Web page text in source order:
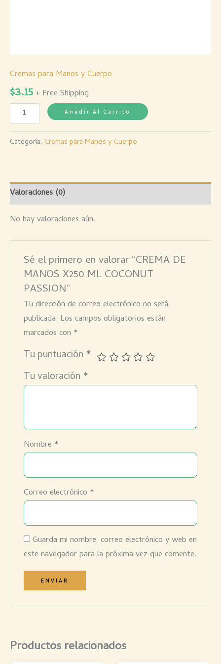
Cremas para Manos y Cuerpo
$3.15 + Free Shipping
Añadir Al Carrito
Categoría: Cremas para Manos y Cuerpo
Valoraciones (0)
No hay valoraciones aún.
Sé el primero en valorar “CREMA DE
MANOS X250 ML COCONUT
PASSION”
Tu dirección de correo electrónico no será
publicada. Los campos obligatorios están
marcados con *
Tu puntuación *
Tu valoración *
Nombre *
Correo electrónico *
Guarda mi nombre, correo electrónico y web en
este navegador para la próxima vez que comente.
Productos relacionados